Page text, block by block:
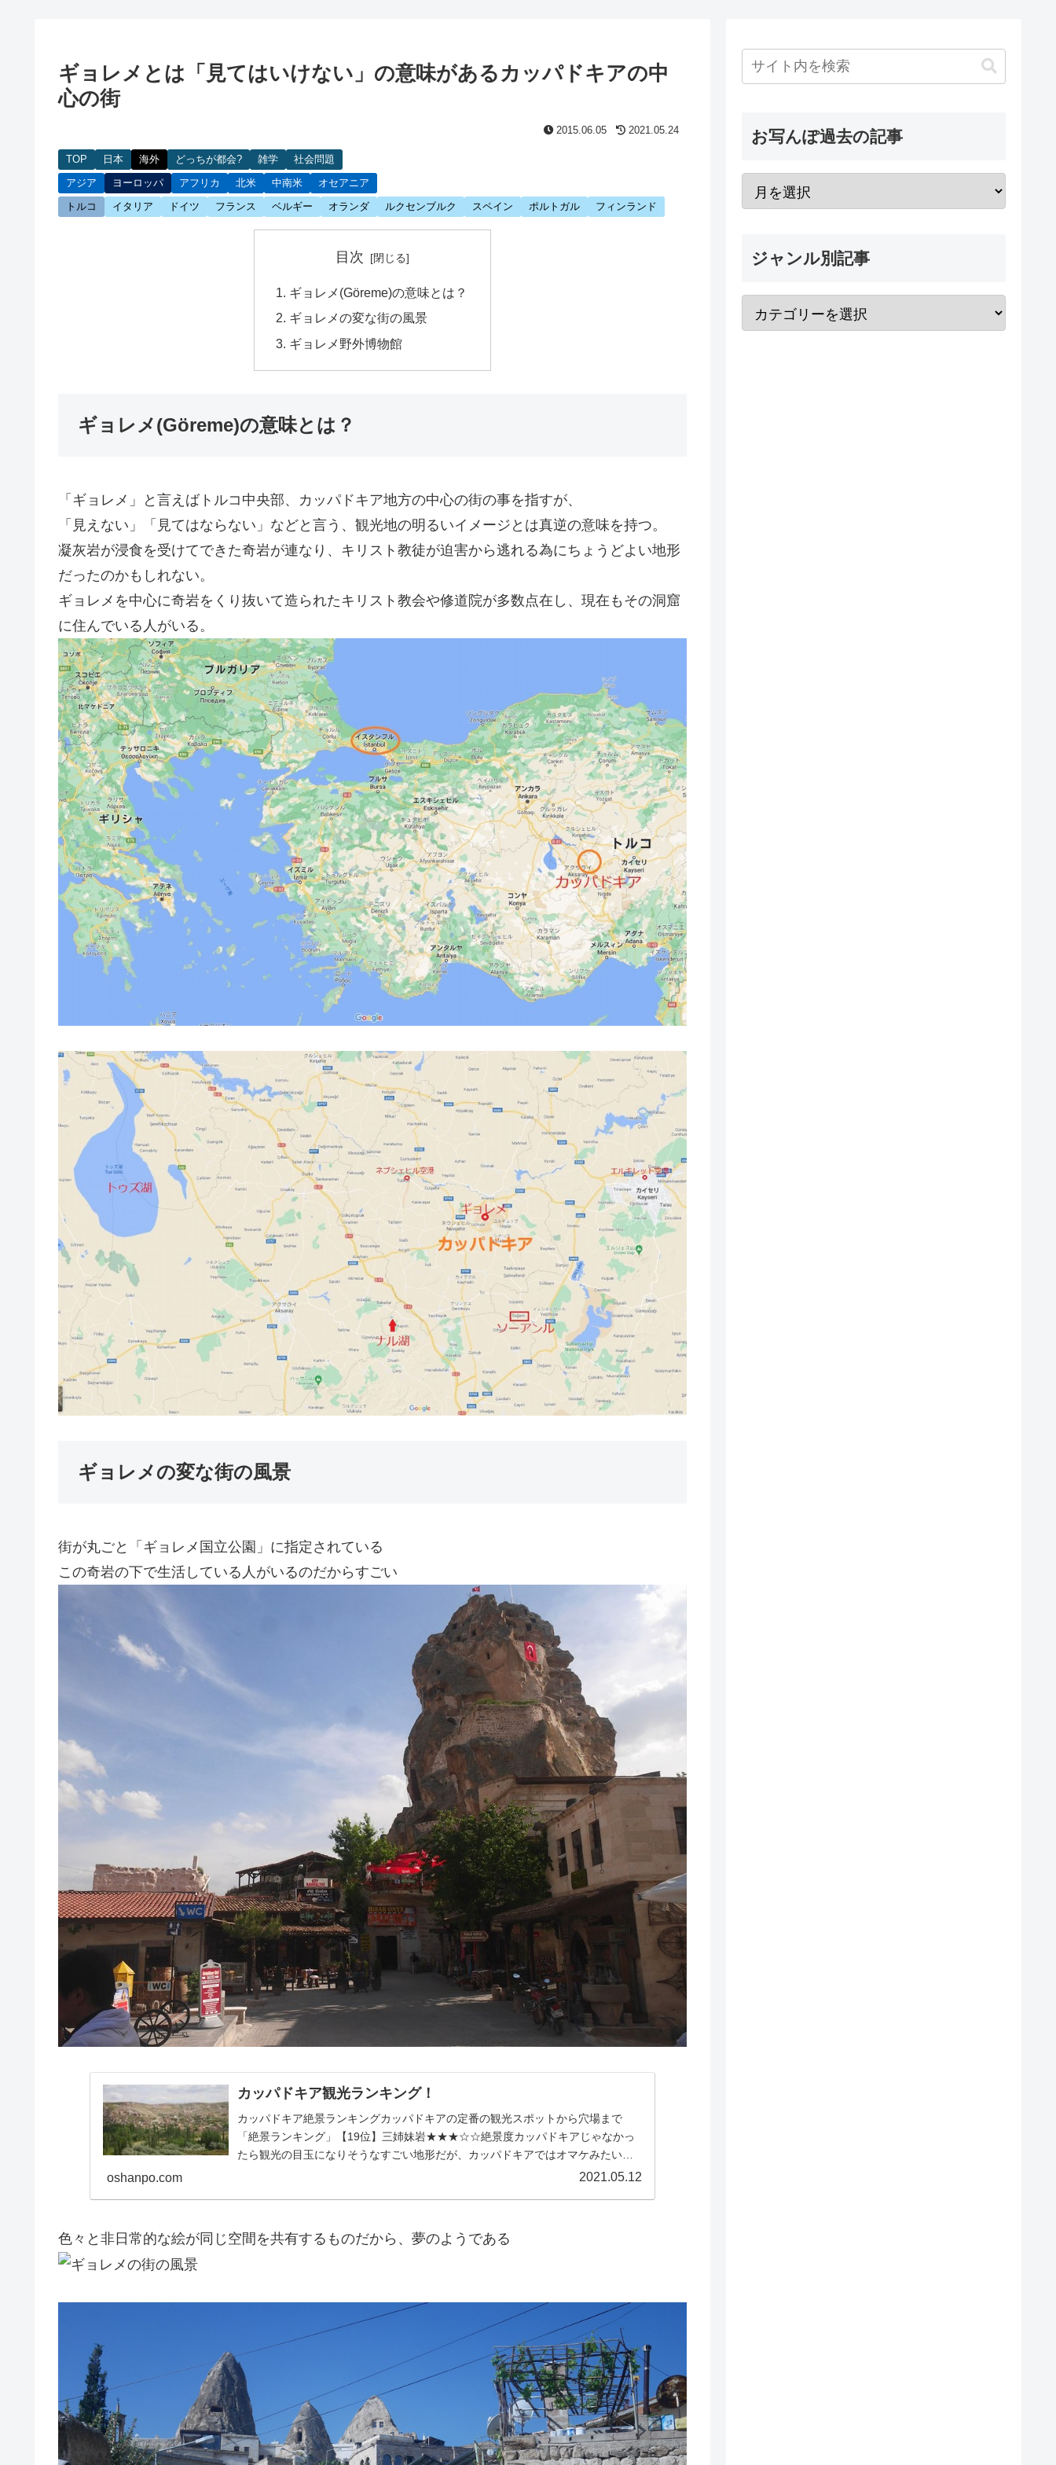
ギョレメとは「見てはいけない」の意味があるカッパドキアの中
心の街
2015.06.05 2021.05.24
TOP 日本 海外 どっちが都会? 雑学
社会問題
アジア
ヨーロッパ アフリカ 北米 中南米
オセアニア
トルコ
イタリア ドイツ フランス ベルギー オランダ ルクセンブルク スペイン ポルトガル フィンランド
目次
ギョレメ(Göreme)の意味とは？
ギョレメの変な街の風景
ギョレメ野外博物館
ギョレメ(Göreme)の意味とは？
「ギョレメ」と言えばトルコ中央部、カッパドキア地方の中心の街の事を指すが、
「見えない」「見てはならない」などと言う、観光地の明るいイメージとは真逆の意味を持つ。
凝灰岩が浸食を受けてできた奇岩が連なり、キリスト教徒が迫害から逃れる為にちょうどよい地形
だったのかもしれない。
ギョレメを中心に奇岩をくり抜いて造られたキリスト教会や修道院が多数点在し、現在もその洞窟
に住んでいる人がいる。
ギョレメの変な街の風景
街が丸ごと「ギョレメ国立公園」に指定されている
この奇岩の下で生活している人がいるのだからすごい
カッパドキア観光ランキング！
カッパドキア絶景ランキングカッパドキアの定番の観光スポットから穴場まで
「絶景ランキング」【19位】三姉妹岩★★★☆☆絶景度カッパドキアじゃなかっ
たら観光の目玉になりそうなすごい地形だが、カッパドキアではオマケみたいな
oshanpo.com 2021.05.12
色々と非日常的な絵が同じ空間を共有するものだから、夢のようである
お写んぽ過去の記事
ジャンル別記事